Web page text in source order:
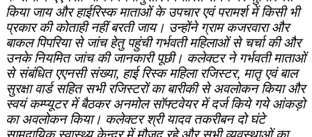
किया जाय और हाईरिस्‍क माताओं के उपचार एवं परामर्श में किसी भी
प्रकार की कोताही नहीं बरती जाय। उन्‍होंने ग्राम कजरवारा और
बाकल पिपरिया से जांच हेतु पहुंची गर्भवती महिलाओं से चर्चा की और
उनके नियमित जांच की जानकारी पूछी। कलेक्‍टर ने गर्भवती माताओं
से संबंधित एएनसी संख्‍या, हाई रिस्‍क महिला रजिस्‍टर, मातृ एवं बाल
सुरक्षा वार्ड सहित सभी रजिस्‍टरों का बारीकी से अवलोकन किया और
स्‍वयं कम्‍प्‍यूटर में बैठकर अनमोल सॉफ्टवेयर में दर्ज किये गये आंकड़ो
का अवलोकन किया। कलेक्‍टर श्री यादव तकरीबन दो घंटे